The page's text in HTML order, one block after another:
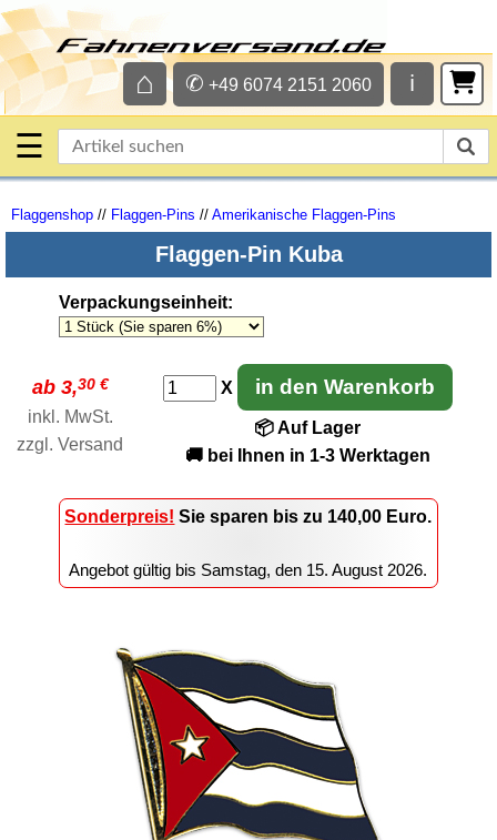
ℹ
✆ +49 6074 2151 2060
⌂
☰
Flaggenshop // Flaggen-Pins // Amerikanische Flaggen-Pins
Flaggen-Pin Kuba
Verpackungseinheit:
ab 3,30 €
inkl. MwSt.
zzgl. Versand
X in den Warenkorb
📦 Auf Lager
🚚 bei Ihnen in 1-3 Werktagen
Sonderpreis! Sie sparen bis zu 140,00 Euro.
Angebot gültig bis Samstag, den 15. August 2026.